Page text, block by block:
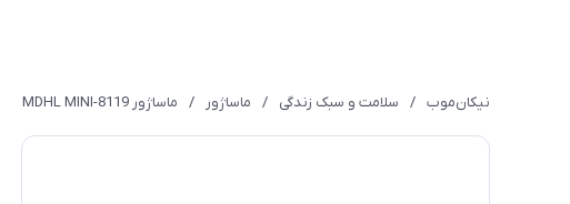
نیکان‌موب / سلامت و سبک زندگی / ماساژور / ماساژور MDHL MINI-8119